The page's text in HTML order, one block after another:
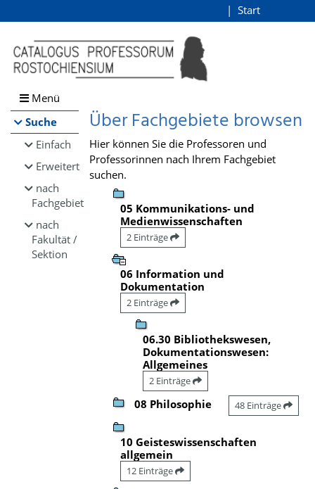
Browsen
direkt zum Inhalt
Start
Menü
Suche
Einfach
Erweitert
nach
Fachgebiet
nach
Fakultät /
Sektion
Über Fachgebiete browsen
Hier können Sie die Professoren und
Professorinnen nach Ihrem Fachgebiet
suchen.
05 Kommunikations- und
Medienwissenschaften
2 Einträge
06 Information und
Dokumentation
2 Einträge
06.30 Bibliothekswesen,
Dokumentationswesen:
Allgemeines
2 Einträge
08 Philosophie 48 Einträge
10 Geisteswissenschaften
allgemein
12 Einträge